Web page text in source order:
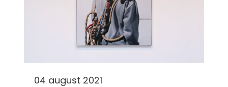
04 august 2021